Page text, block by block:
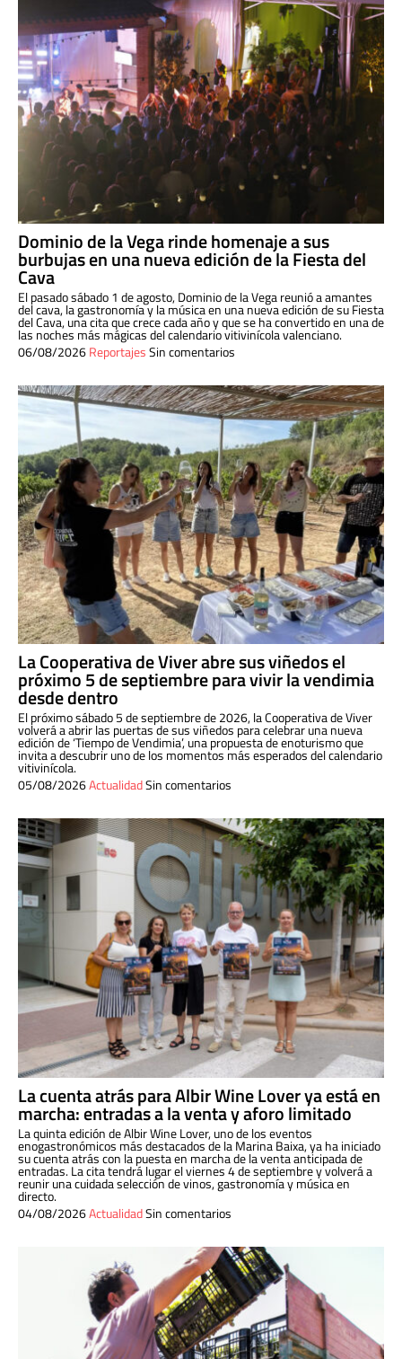
Dominio de la Vega rinde homenaje a sus
burbujas en una nueva edición de la Fiesta del
Cava
El pasado sábado 1 de agosto, Dominio de la Vega reunió a amantes
del cava, la gastronomía y la música en una nueva edición de su Fiesta
del Cava, una cita que crece cada año y que se ha convertido en una de
las noches más mágicas del calendario vitivinícola valenciano.
06/08/2026ReportajesSin comentarios
La Cooperativa de Viver abre sus viñedos el
próximo 5 de septiembre para vivir la vendimia
desde dentro
El próximo sábado 5 de septiembre de 2026, la Cooperativa de Viver
volverá a abrir las puertas de sus viñedos para celebrar una nueva
edición de ‘Tiempo de Vendimia’, una propuesta de enoturismo que
invita a descubrir uno de los momentos más esperados del calendario
vitivinícola.
05/08/2026ActualidadSin comentarios
La cuenta atrás para Albir Wine Lover ya está en
marcha: entradas a la venta y aforo limitado
La quinta edición de Albir Wine Lover, uno de los eventos
enogastronómicos más destacados de la Marina Baixa, ya ha iniciado
su cuenta atrás con la puesta en marcha de la venta anticipada de
entradas. La cita tendrá lugar el viernes 4 de septiembre y volverá a
reunir una cuidada selección de vinos, gastronomía y música en
directo.
04/08/2026ActualidadSin comentarios